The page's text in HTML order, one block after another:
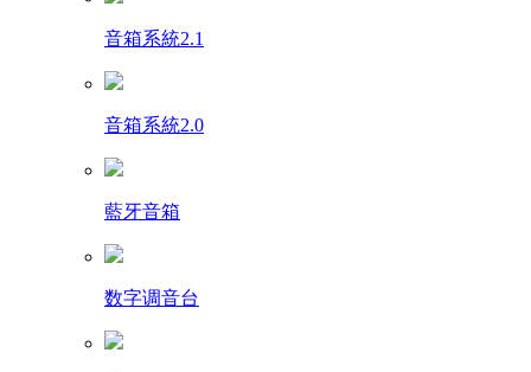
音箱系統2.1
音箱系統2.0
藍牙音箱
数字调音台